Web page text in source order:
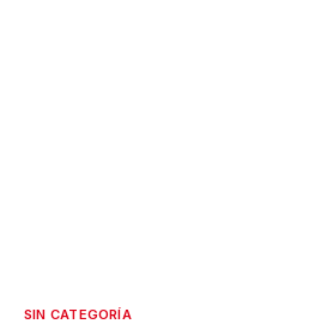
SIN CATEGORÍA